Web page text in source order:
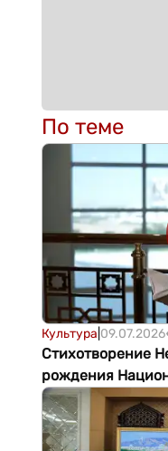
По теме
Культура 09.07.2026
Стихотворение
рождения
туркменского